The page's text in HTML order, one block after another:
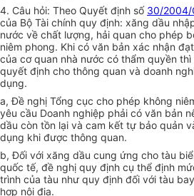
4. Câu hỏi: Theo Quyết định số 30/2004/
của Bộ Tài chính quy định: xăng dầu
nước về chất lượng, hải quan cho phép
niêm phong. Khi có văn bản xác nhận
của cơ quan nhà nước có thẩm quyền
quyết định cho thông quan và doanh
dụng.
a, Đề nghị Tổng cục cho phép không
yêu cầu Doanh nghiệp phải có văn bản
dầu còn tồn lại và cam kết tự bảo quản
dụng khi được thông quan.
b, Đối với xăng dầu cung ứng cho tàu
quốc tế, đề nghị quy định cụ thể định
trình của tàu như quy định đối với tàu
hợp nội địa.